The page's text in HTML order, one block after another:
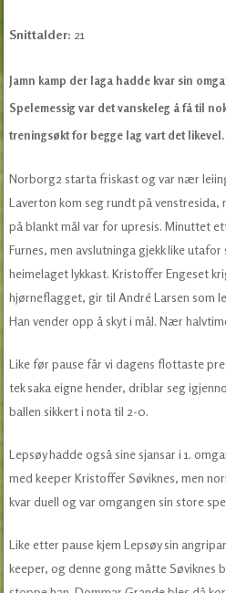
Snittalder: 21
Jamn kamp der laga hadde kvar sin
Spelemessig var det vanskeleg å få til
treningsøkt for begge lag vart det likevel.
Norborg2 starta friskast og var nær
Laverton kom seg rundt på venstresida,
på blankt mål var for upresis. Minuttet
Furnes, men avslutninga gjekk like
heimelaget lykkast. Kristoffer Engeset
hjørneflagget, gir til André Larsen som
Han vender opp å skyt i mål. Nær
Like før pause får vi dagens flottaste
tek saka eigne hender, driblar seg
ballen sikkert i nota til 2-0.
Lepsøy hadde også sine sjansar i 1.
med keeper Kristoffer Søviknes, men
kvar duell og var omgangen sin store
Like etter pause kjem Lepsøy sin
keeper, og denne gong måtte Søviknes